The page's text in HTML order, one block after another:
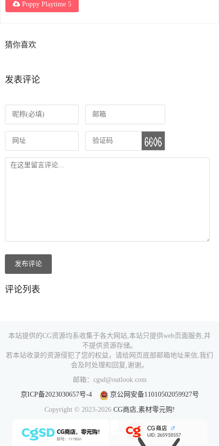
Poppy Playtime 5
猜你喜欢
发表评论
发布评论
评论列表
本站提供的CG资源均系收集于各大网站,本站只提供web页面服务,并
不提供资源存储。
若本站收录的资源侵犯了您的权益，请给网页底部邮箱地址来信,我们
会及时处理和回复,谢谢。
邮箱：cgsd@outlook.com
京ICP备2023030657号-4
京公网安备11010502059927号
Copyright © 2023-2026 CG商店,素材零元购!